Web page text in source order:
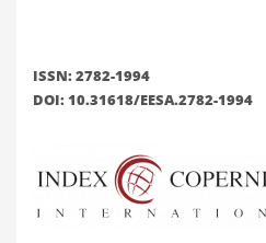
ISSN: 2782-1994
DOI: 10.31618/EESA.2782-1994